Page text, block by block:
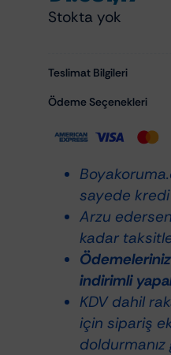
Koruma Ürünleri
Glaze
Stokta yok
Teslimat Bilgileri
Ödeme Seçenekleri
sayede kredi
Arzu
kadar
indirimli
KDV dahil
için sipariş
doldurmanız